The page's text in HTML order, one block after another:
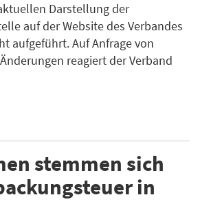
Darstellung der
auf der Website des Verbandes
aufgeführt. Auf Anfrage von
reagiert der Verband
stemmen sich
in